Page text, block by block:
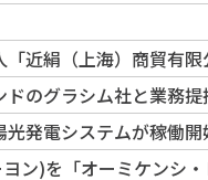
近絹（上海）商貿有
のグラシム社と業務提
発電システムが稼働開
ン)を「オーミケンシ